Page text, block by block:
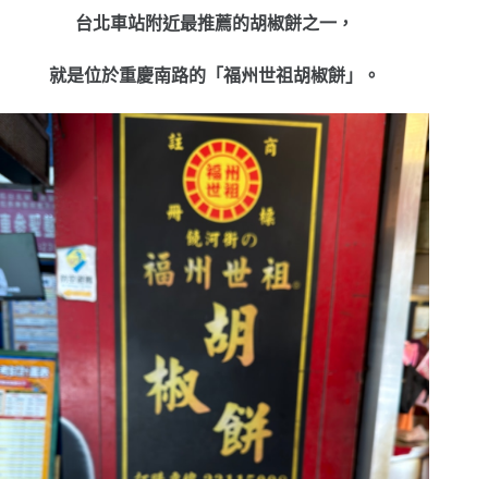
台北車站附近最推薦的胡椒餅之一，
就是位於重慶南路的「福州世祖胡椒餅」。